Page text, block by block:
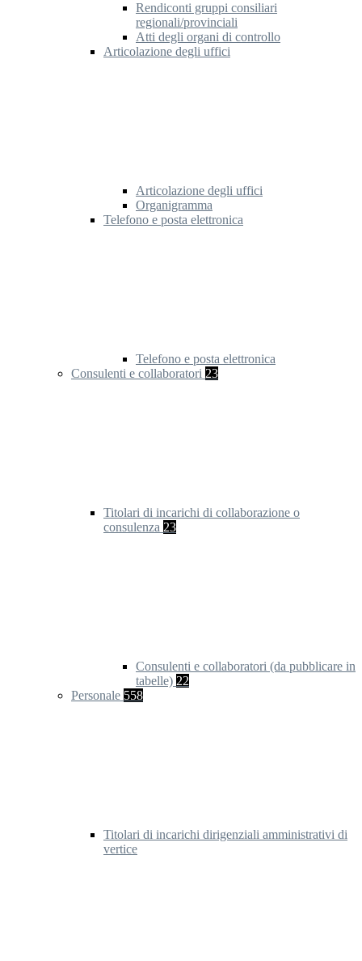
Rendiconti gruppi consiliari
regionali/provinciali
Atti degli organi di controllo
Articolazione degli uffici
Articolazione degli uffici
Organigramma
Telefono e posta elettronica
Telefono e posta elettronica
Consulenti e collaboratori 23
Titolari di incarichi di collaborazione o
consulenza 23
Consulenti e collaboratori (da pubblicare in
tabelle) 22
Personale 558
Titolari di incarichi dirigenziali amministrativi di
vertice